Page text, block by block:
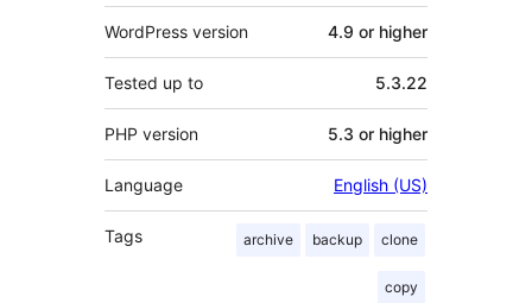
WordPress version 4.9 or higher
Tested up to 5.3.22
PHP version 5.3 or higher
Language English (US)
Tags archive backup clone
copy